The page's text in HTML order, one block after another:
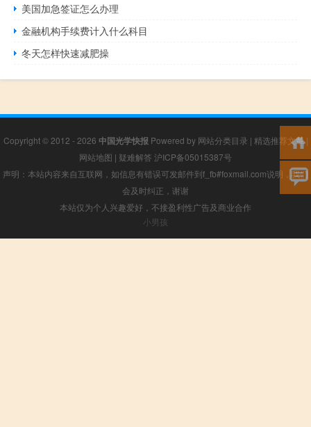
美国加急签证怎么办理
金融机构手续费计入什么科目
冬天怎样快速减肥操
Copyright © 2012 - 2026 中国光学快报 Powered by 网站分类目录 | 精选推荐文章|
网站地图 | 疑难解答 沪ICP备05015387号
声明：本站内容来自互联网，如信息有错误可发邮件到f_fb#foxmail.com说明，我们
会及时纠正，谢谢
本站仅为个人兴趣爱好，不接盈利性广告及商业合作
小男孩